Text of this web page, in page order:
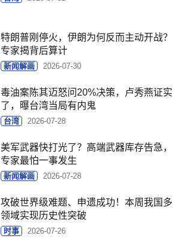
特朗普刚停火，伊朗为何反而主动开战？
专家揭背后算计
新闻解画 2026-07-30
毒油案陈其迈怒问20%决策，卢秀燕证实
了，曝台湾当局有内鬼
台湾 2026-07-28
美军武器快打光了？高端武器库存告急，
专家最怕一事发生
新闻解画 2026-07-28
攻破世界级难题、申遗成功！本周我国多
领域实现历史性突破
时事 2026-07-26